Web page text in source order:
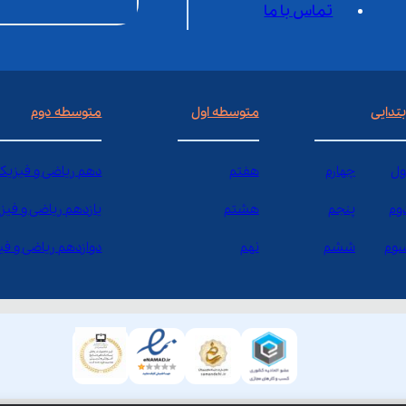
تماس با ما
چهارم
پنجم
ششم
متوسطه اول
هفتم
هشتم
نهم
متوسطه دوم
دهم ریاضی و
یازدهم ریاضی و
دوازدهم ریاضی و